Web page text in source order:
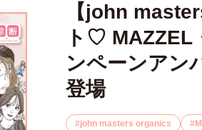
【john
ト♡ MAZZEL
ンペーンアン
登場
john masters organics